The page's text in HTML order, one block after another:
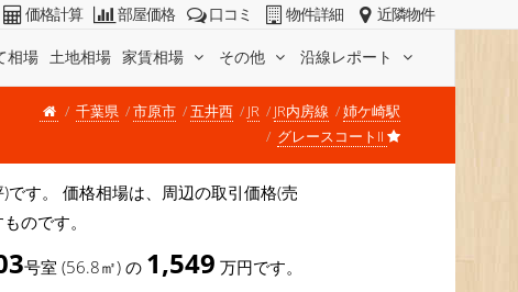
相場 土地相場 家賃相場 その他 沿線レポート
価格計算 部屋価格 口コミ 物件詳細 近隣物件
千葉県 市原市 五井西 JR JR内房線
姉ケ崎駅
グレースコートII
す。 価格相場は、周辺の取引価格(売
のです。
号室 (56.8㎡) の 1,549 万円です。